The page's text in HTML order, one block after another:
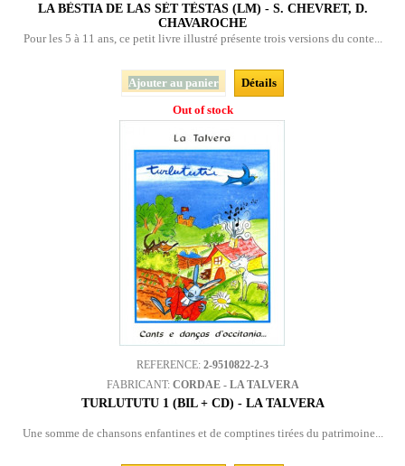
LA BÈSTIA DE LAS SÈT TÈSTAS (LM) - S. CHEVRET, D.
CHAVAROCHE
Pour les 5 à 11 ans, ce petit livre illustré présente trois versions du conte...
Ajouter au panier
Détails
Out of stock
REFERENCE: 2-9510822-2-3
FABRICANT: CORDAE - LA TALVERA
TURLUTUTU 1 (BIL + CD) - LA TALVERA
Une somme de chansons enfantines et de comptines tirées du patrimoine...